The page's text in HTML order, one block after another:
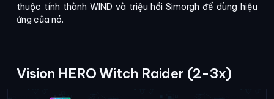
thuộc tính thành WIND và triệu hồi Simorgh để dùng hiệu
ứng của nó.
Vision HERO Witch Raider (2-3x)